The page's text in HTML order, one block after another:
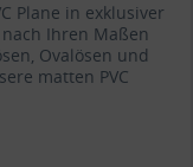
Plane in exklusiver
Ihren Maßen
Ovalösen und
matten PVC